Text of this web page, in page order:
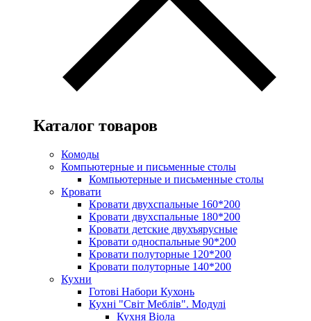
Каталог товаров
Комоды
Компьютерные и письменные столы
Компьютерные и письменные столы
Кровати
Кровати двухспальные 160*200
Кровати двухспальные 180*200
Кровати детские двухъярусные
Кровати односпальные 90*200
Кровати полуторные 120*200
Кровати полуторные 140*200
Кухни
Готові Набори Кухонь
Кухні "Світ Меблів". Модулі
Кухня Віола